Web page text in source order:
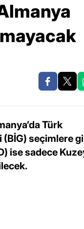
Türk
seçimlere
ise sadece